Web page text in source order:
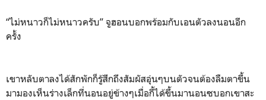
“ไม่หนาวก็ไม่หนาวครับ” จูฮอนบอกพร้อมกับเอนตัวลงนอนอีก
ครั้ง
เขาหลับตาลงได้สักพักก็รู้สึกถึงสัมผัสอุ่นๆบนตัวจนต้องลืมตาขึ้น
มามองเห็นร่างเล็กที่นอนอยู่ข้างๆเมื่อกี้ได้ขึ้นมานอนซบอกเขาสะ